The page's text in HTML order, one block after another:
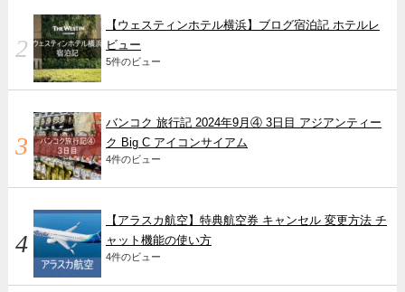
【ウェスティンホテル横浜】ブログ宿泊記 ホテルレ
ビュー
5件のビュー
バンコク 旅行記 2024年9月④ 3日目 アジアンティー
ク Big C アイコンサイアム
4件のビュー
【アラスカ航空】特典航空券 キャンセル 変更方法 チ
ャット機能の使い方
4件のビュー